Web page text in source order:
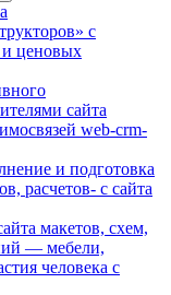
с
и ценовых
сайта
web-crm-
и подготовка
расчетов- с сайта
макетов, схем,
— мебели,
человека с